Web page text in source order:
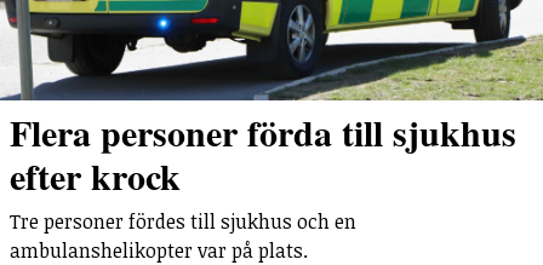
Flera personer förda till sjukhus
efter krock
Tre personer fördes till sjukhus och en
ambulanshelikopter var på plats.